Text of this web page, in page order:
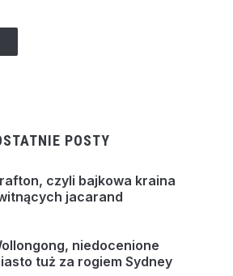
POSTY
czyli bajkowa kraina
jacarand
niedocenione
tuż za rogiem Sydney